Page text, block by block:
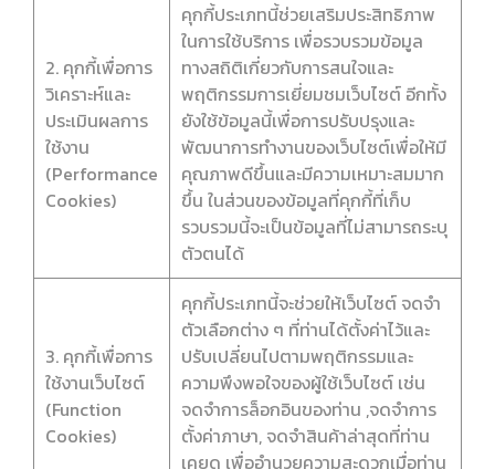
2. คุกกี้เพื่อการ
วิเคราะห์และ
ประเมินผลการ
ใช้งาน
(Performance
Cookies)
คุกกี้ประเภทนี้ช่วยเสริมประสิทธิภาพ
ในการใช้บริการ เพื่อรวบรวมข้อมูล
ทางสถิติเกี่ยวกับการสนใจและ
พฤติกรรมการเยี่ยมชมเว็บไซต์ อีกทั้ง
ยังใช้ข้อมูลนี้เพื่อการปรับปรุงและ
พัฒนาการทำงานของเว็บไซต์เพื่อให้มี
คุณภาพดีขึ้นและมีความเหมาะสมมาก
ขึ้น ในส่วนของข้อมูลที่คุกกี้ที่เก็บ
รวบรวมนี้จะเป็นข้อมูลที่ไม่สามารถระบุ
ตัวตนได้
3. คุกกี้เพื่อการ
ใช้งานเว็บไซต์
(Function
Cookies)
คุกกี้ประเภทนี้จะช่วยให้เว็บไซต์ จดจำ
ตัวเลือกต่าง ๆ ที่ท่านได้ตั้งค่าไว้และ
ปรับเปลี่ยนไปตามพฤติกรรมและ
ความพึงพอใจของผู้ใช้เว็บไซต์ เช่น
จดจำการล็อกอินของท่าน ,จดจำการ
ตั้งค่าภาษา, จดจำสินค้าล่าสุดที่ท่าน
เคยดู เพื่ออำนวยความสะดวกเมื่อท่าน